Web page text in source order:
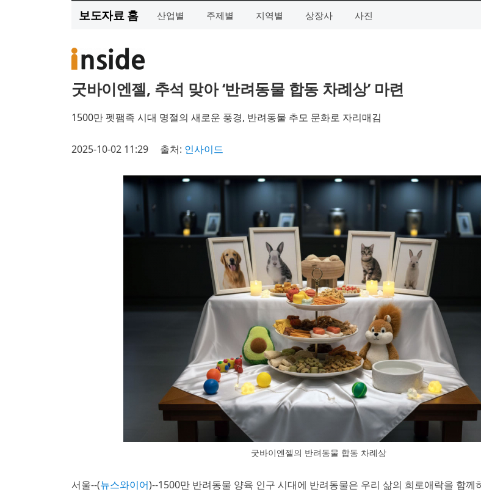
보도자료 홈 산업별 주제별 지역별 상장사 사진
굿바이엔젤, 추석 맞아 ‘반려동물 합동 차례상’ 마련
1500만 펫팸족 시대 명절의 새로운 풍경, 반려동물 추모 문화로 자리매김
2025-10-02 11:29 출처: 인사이드
굿바이엔젤의 반려동물 합동 차례상
서울--(뉴스와이어)--1500만 반려동물 양육 인구 시대에 반려동물은 우리 삶의 희로애락을 함께